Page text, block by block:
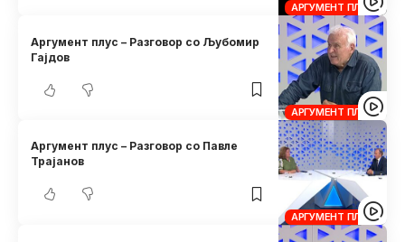
АРГУМЕНТ ПЛУС
АРГУМЕНТ ПЛУС
Аргумент плус – Разговор со Љубомир
Гајдов
АРГУМЕНТ ПЛУС
Аргумент плус – Разговор со Павле
Трајанов